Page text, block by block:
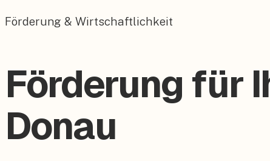
Förderung & Wirtschaftlichkeit
Förderung für
Donau